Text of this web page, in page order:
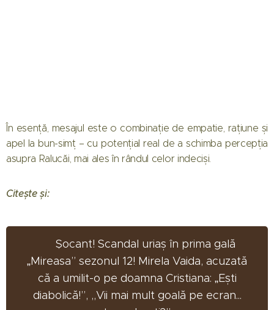
În esență, mesajul este o combinație de empatie, rațiune și
apel la bun-simț – cu potențial real de a schimba percepția
asupra Ralucăi, mai ales în rândul celor indeciși.
Citește și:
🔥 Șocant! Scandal uriaș în prima gală
„Mireasa” sezonul 12! Mirela Vaida, acuzată
că a umilit-o pe doamna Cristiana: „Ești
diabolică!”, ,,Vii mai mult goală pe ecran...